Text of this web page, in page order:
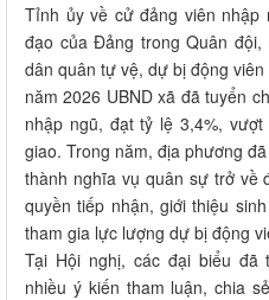
Tỉnh ủy về cử đảng viên nhập
đạo của Đảng trong Quân
dân quân tự vệ, dự bị động
năm 2026 UBND xã đã tuyển
nhập ngũ, đạt tỷ lệ 3,4%,
giao. Trong năm, địa phương
thành nghĩa vụ quân sự trở về
quyền tiếp nhận, giới thiệu
tham gia lực lượng dự bị động
Tại Hội nghị, các đại biểu đã
nhiều ý kiến tham luận, chia